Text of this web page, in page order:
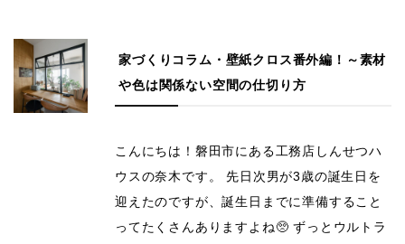
家づくりコラム・壁紙クロス番外編！～素材
や色は関係ない空間の仕切り方
こんにちは！磐田市にある工務店しんせつハ
ウスの奈木です。 先日次男が3歳の誕生日を
迎えたのですが、誕生日までに準備すること
ってたくさんありますよね🥺 ずっとウルトラ